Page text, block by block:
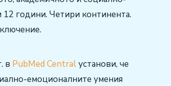
години. Четири континента.
в PubMed Centralустанови, че
емоционалните умения